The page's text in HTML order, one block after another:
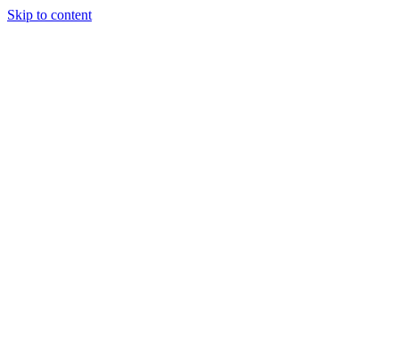
Skip to content